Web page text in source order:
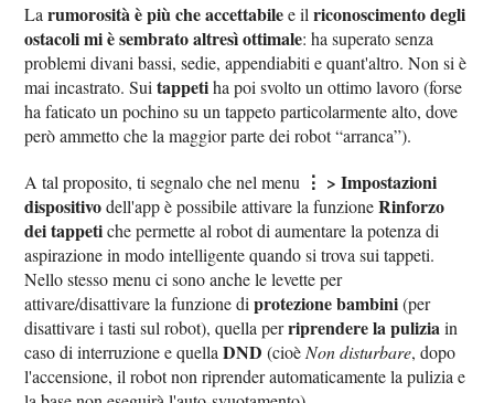
Larumorosità è più che accettabilee ilriconoscimento degli
ostacoli mi è sembrato altresì ottimale: ha superato senza
problemi divani bassi, sedie, appendiabiti e quant'altro. Non si è
mai incastrato. Suitappetiha poi svolto un ottimo lavoro (forse
ha faticato un pochino su un tappeto particolarmente alto, dove
però ammetto che la maggior parte dei robot “arranca”).
A tal proposito, ti segnalo che nel menu ⋮ > Impostazioni
dispositivodell'app è possibile attivare la funzioneRinforzo
dei tappetiche permette al robot di aumentare la potenza di
aspirazione in modo intelligente quando si trova sui tappeti.
Nello stesso menu ci sono anche le levette per
attivare/disattivare la funzione diprotezione bambini(per
disattivare i tasti sul robot), quella perriprendere la puliziain
caso di interruzione e quellaDND (cioèNon disturbare, dopo
l'accensione, il robot non riprender automaticamente la pulizia e